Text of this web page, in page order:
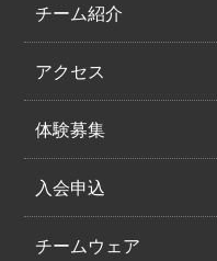
チーム紹介
アクセス
体験募集
入会申込
チームウェア